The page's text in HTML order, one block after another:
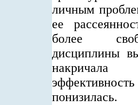
личным
ее
более
дисциплины
понизилась.